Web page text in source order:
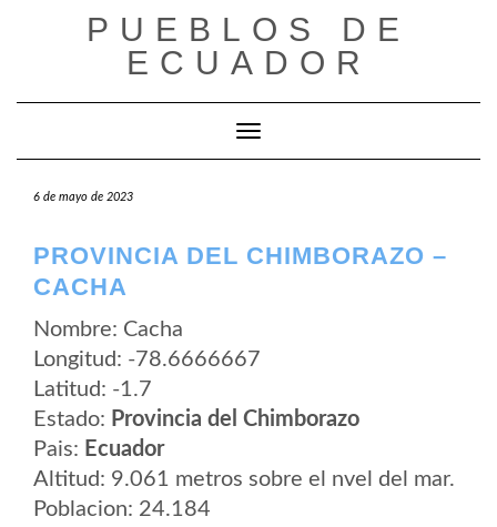
PUEBLOS DE
ECUADOR
Cambiar modo de navegación
6 de mayo de 2023
PROVINCIA DEL CHIMBORAZO –
CACHA
Nombre: Cacha
Longitud: -78.6666667
Latitud: -1.7
Estado: Provincia del Chimborazo
Pais: Ecuador
Altitud: 9.061 metros sobre el nvel del mar.
Poblacion: 24.184